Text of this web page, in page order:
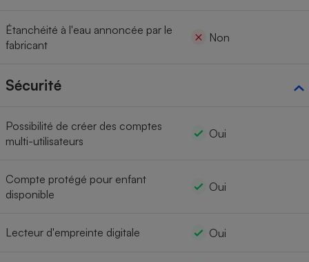
Étanchéité à l'eau annoncée par le
fabricant
Non
Sécurité
Possibilité de créer des comptes
multi-utilisateurs
Oui
Compte protégé pour enfant
disponible
Oui
Lecteur d'empreinte digitale Oui